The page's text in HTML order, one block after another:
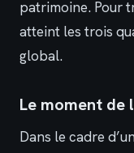
patrimoine. Pour
atteint les trois
global.
Le moment de
Dans le cadre